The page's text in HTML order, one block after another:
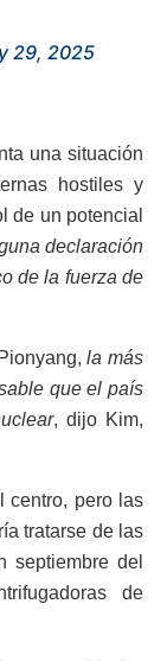
29, 2025
una situación
hostiles y
de un potencial
declaración
de la fuerza de
la más
que el país
, dijo Kim,
centro, pero las
tratarse de las
septiembre del
de